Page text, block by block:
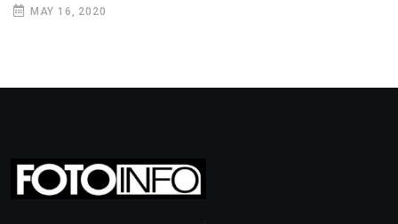
MAY 16, 2020